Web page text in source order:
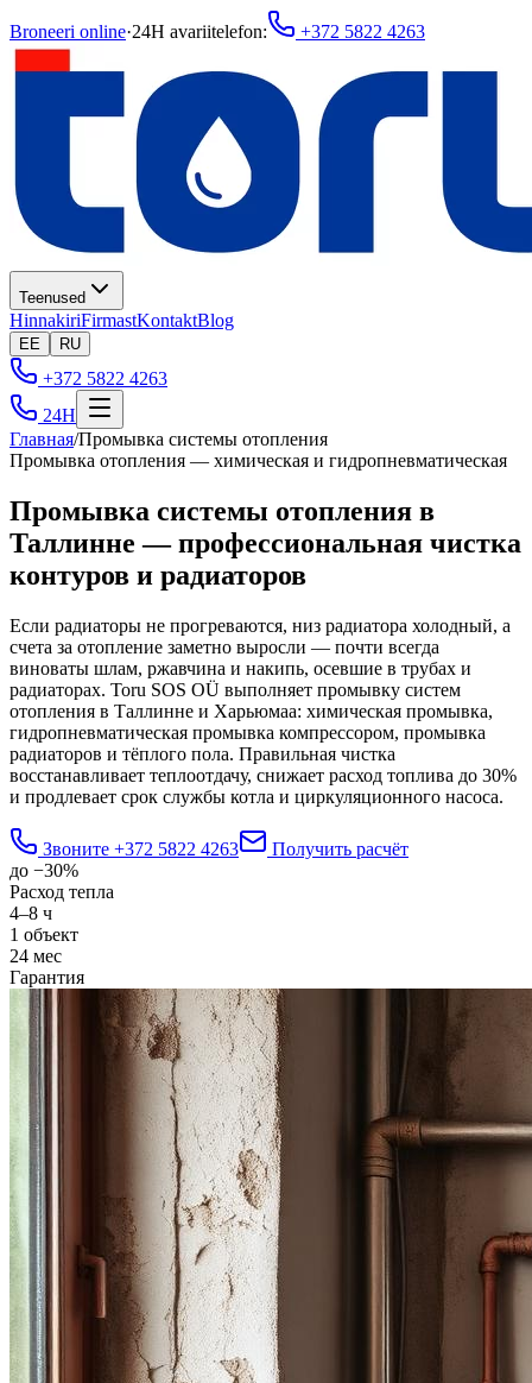
Broneeri online·24H avariitelefon: +372 5822 4263
Teenused
HinnakiriFirmastKontaktBlog
EE RU
+372 5822 4263
24H
Главная/Промывка системы отопления
Промывка отопления — химическая и гидропневматическая
Промывка системы отопления в
Таллинне — профессиональная чистка
контуров и радиаторов
Если радиаторы не прогреваются, низ радиатора холодный, а
счета за отопление заметно выросли — почти всегда
виноваты шлам, ржавчина и накипь, осевшие в трубах и
радиаторах. Toru SOS OÜ выполняет промывку систем
отопления в Таллинне и Харьюмаа: химическая промывка,
гидропневматическая промывка компрессором, промывка
радиаторов и тёплого пола. Правильная чистка
восстанавливает теплоотдачу, снижает расход топлива до 30%
и продлевает срок службы котла и циркуляционного насоса.
Звоните +372 5822 4263
Получить расчёт
до −30%
Расход тепла
4–8 ч
1 объект
24 мес
Гарантия